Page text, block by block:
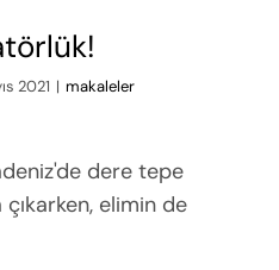
2021 | makaleler
dere tepe
elimin de